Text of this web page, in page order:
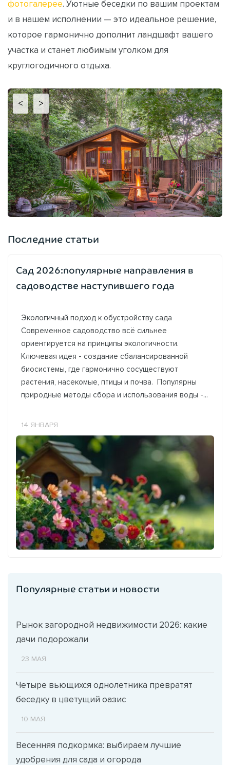
фотогалерее. Уютные беседки по вашим проектам
и в нашем исполнении — это идеальное решение,
которое гармонично дополнит ландшафт вашего
участка и станет любимым уголком для
круглогодичного отдыха.
< >
Последние статьи
Сад 2026:популярные направления в
садоводстве наступившего года
Экологичный подход к обустройству сада
Современное садоводство всё сильнее
ориентируется на принципы экологичности.
Ключевая идея - создание сбалансированной
биосистемы, где гармонично сосуществуют
растения, насекомые, птицы и почва. Популярны
природные методы сбора и использования воды -...
14 ЯНВАРЯ
Популярные статьи и новости
Рынок загородной недвижимости 2026: какие
дачи подорожали
23 МАЯ
Четыре вьющихся однолетника превратят
беседку в цветущий оазис
10 МАЯ
Весенняя подкормка: выбираем лучшие
удобрения для сада и огорода